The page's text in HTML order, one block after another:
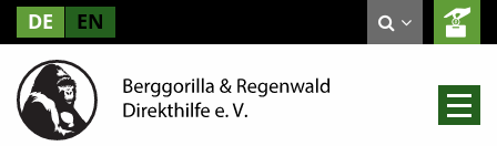
DE EN